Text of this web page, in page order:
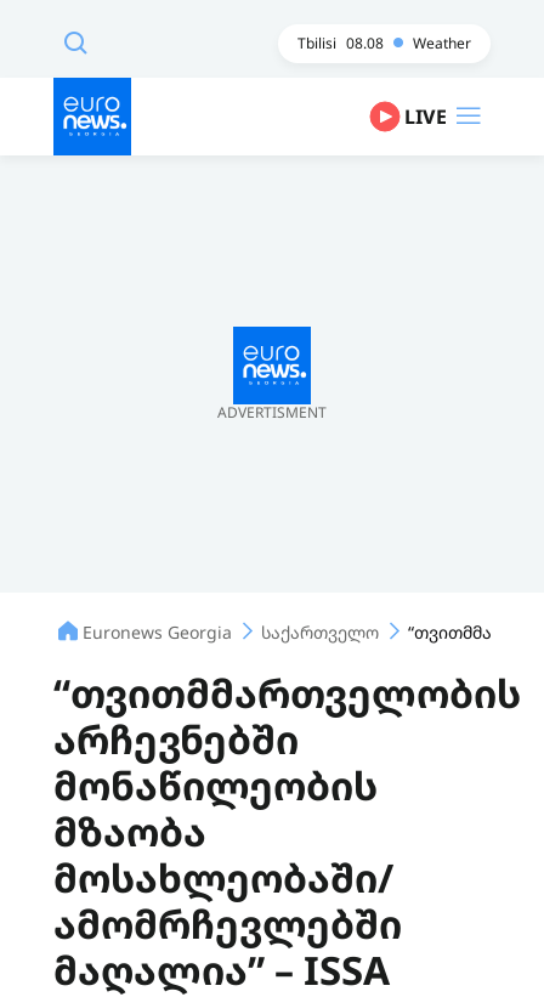
Tbilisi 08.08 Weather
LIVE
ADVERTISMENT
Euronews Georgia საქართველო
“თვითმმართველობის
არჩევნებში
მონაწილეობის
მზაობა
მოსახლეობაში/
ამომრჩევლებში
მაღალია” – ISSA